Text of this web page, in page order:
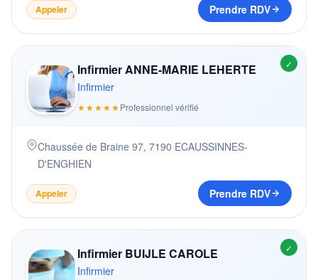
Appeler Prendre RDV
✓
Infirmier ANNE-MARIE LEHERTE
Infirmier
★★★★★Professionnel vérifié
Chaussée de Braine 97, 7190 ECAUSSINNES-
D'ENGHIEN
Appeler Prendre RDV
✓
Infirmier BUIJLE CAROLE
Infirmier